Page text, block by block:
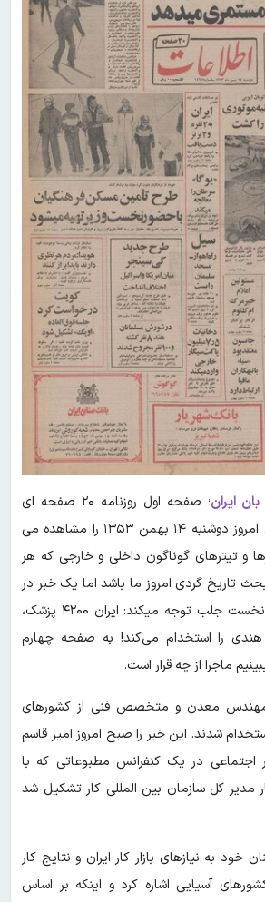
ایران
؛ صفحه اول روزنامه ۲۰ صفحه ای
اطلاعات ۵۰۹ سال قبل امروز دوشنبه ۱۴ بهمن ۱۳۵۳ را مشاهده می
و تیترهای گوناگون داخلی و خارجی که هر
تاریخ گردی امروز ما باشد اما یک خبر در
قسمت پایینی صفحه نخست جلب توجه میکند: ایران ۴۲۰۰ پزشک،
را استخدام می‌کند! به صفحه چهارم
ماجرا از چه قرار است.
مهندس معدن و متخصص فنی از کشورهای
شدند. این خبر را صبح امروز امیر قاسم
اجتماعی در یک کنفرانس مطبوعاتی که با
مدیر کل سازمان بین المللی کار تشکیل شد
خود به نیازهای بازار کار ایران و نتایج کار
آسیایی اشاره کرد و اینکه بر اساس